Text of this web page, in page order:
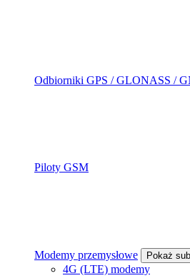
Odbiorniki GPS / GLONASS /
Piloty GSM
Modemy przemysłowe Pokaż
4G (LTE) modemy